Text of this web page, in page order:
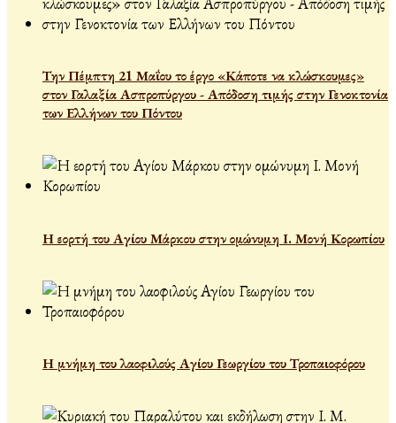
Την Πέμπτη 21 Μαΐου το έργο «Κάποτε να κλώσκουμες»
στον Γαλαξία Ασπροπύργου - Απόδοση τιμής στην Γενοκτονία
των Ελλήνων του Πόντου
Η εορτή του Αγίου Μάρκου στην ομώνυμη Ι. Μονή Κορωπίου
Η μνήμη του λαοφιλούς Αγίου Γεωργίου του Τροπαιοφόρου